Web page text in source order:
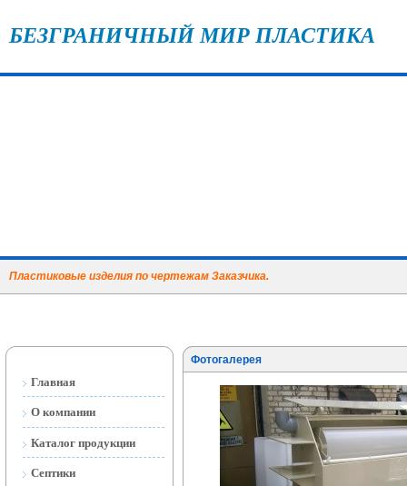
БЕЗГРАНИЧНЫЙ МИР ПЛАСТИКА
Пластиковые изделия по чертежам Заказчика.
Главная
О компании
Каталог продукции
Септики
Фотогалерея